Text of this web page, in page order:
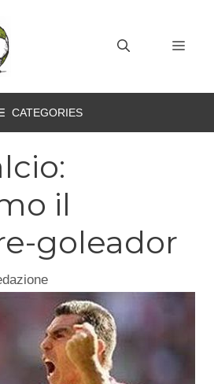
CATEGORIES
il
goleador